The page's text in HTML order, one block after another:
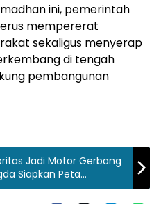
ini, pemerintah
mempererat
sekaligus menyerap
di tengah
pembangunan
Jadi Motor Gerbang
Siapkan Peta